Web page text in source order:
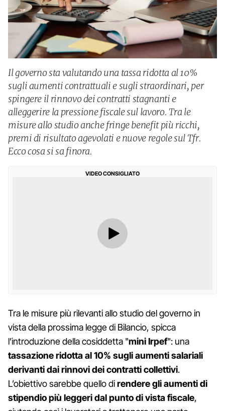
Il governo sta valutando una tassa ridotta al 10%
sugli aumenti contrattuali e sugli straordinari, per
spingere il rinnovo dei contratti stagnanti e
alleggerire la pressione fiscale sul lavoro. Tra le
misure allo studio anche fringe benefit più ricchi,
premi di risultato agevolati e nuove regole sul Tfr.
Ecco cosa si sa finora.
VIDEO CONSIGLIATO
Tra le misure più rilevanti allo studio del governo in
vista della prossima legge di Bilancio, spicca
l’introduzione della cosiddetta "mini Irpef": una
tassazione ridotta al 10% sugli aumenti salariali
derivanti dai rinnovi dei contratti collettivi.
L’obiettivo sarebbe quello direndere gli aumenti di
stipendio più leggeri dal punto di vista fiscale,